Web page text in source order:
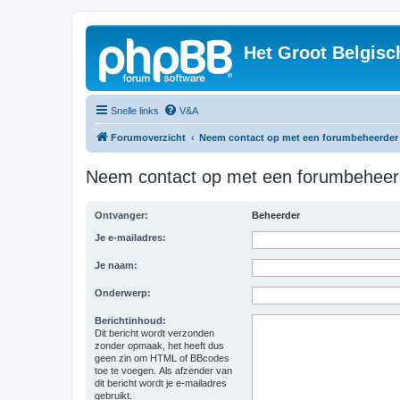
Het Groot
Snelle links V&A
Forumoverzicht Neem contact op met een forumbeheerder
Neem contact op met een
Ontvanger: Beheerder
Je e-mailadres:
Je naam:
Onderwerp:
Berichtinhoud:
Dit bericht wordt verzonden
zonder opmaak, het heeft dus
geen zin om HTML of BBcodes
toe te voegen. Als afzender van
dit bericht wordt je e-mailadres
gebruikt.